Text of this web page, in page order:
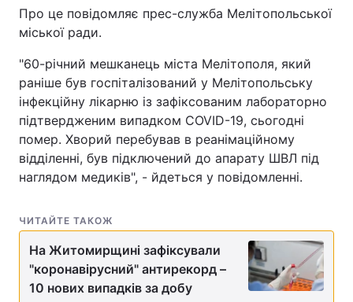
Про це повідомляє прес-служба Мелітопольської
міської ради.
"60-річний мешканець міста Мелітополя, який
раніше був госпіталізований у Мелітопольську
інфекційну лікарню із зафіксованим лабораторно
підтвердженим випадком COVID-19, сьогодні
помер. Хворий перебував в реанімаційному
відділенні, був підключений до апарату ШВЛ під
наглядом медиків", - йдеться у повідомленні.
ЧИТАЙТЕ ТАКОЖ
На Житомирщині зафіксували
"коронавірусний" антирекорд –
10 нових випадків за добу